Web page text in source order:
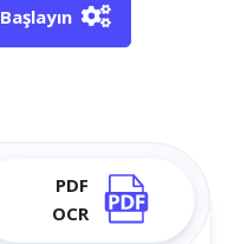
Başlayın
PDF
OCR